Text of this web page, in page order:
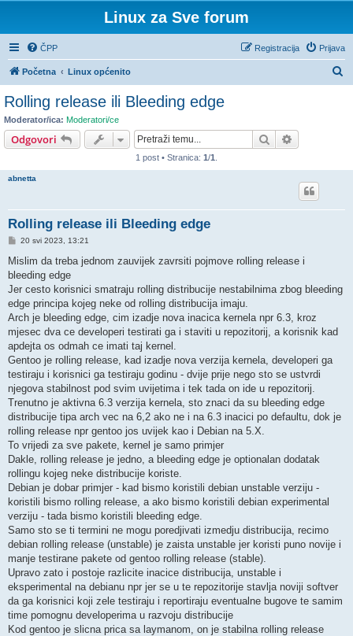
Linux za Sve forum
ČPP Prijava
Registracija
Početna Linux općenito
Rolling release ili Bleeding edge
Moderator/ica: Moderatori/ce
Odgovori Pretražnik
1 post • Stranica: 1/1
abnetta
Rolling release ili Bleeding edge
P
s
20 svi 2023, 13:21
Mislim da treba jednom zauvijek zavrsiti pojmove rolling release i
bleeding edge
Jer cesto korisnici smatraju rolling distribucije nestabilnima zbog bleeding
edge principa kojeg neke od rolling distribucija imaju.
Arch je bleeding edge, cim izadje nova inacica kernela npr 6.3, kroz
mjesec dva ce developeri testirati ga i staviti u repozitorij, a korisnik kad
apdejta os odmah ce imati taj kernel.
Gentoo je rolling release, kad izadje nova verzija kernela, developeri ga
testiraju i korisnici ga testiraju godinu - dvije prije nego sto se ustvrdi
njegova stabilnost pod svim uvijetima i tek tada on ide u repozitorij.
Trenutno je aktivna 6.3 verzija kernela, sto znaci da su bleeding edge
distribucije tipa arch vec na 6,2 ako ne i na 6.3 inacici po defaultu, dok je
rolling release npr gentoo jos uvijek kao i Debian na 5.X.
To vrijedi za sve pakete, kernel je samo primjer
Dakle, rolling release je jedno, a bleeding edge je optionalan dodatak
rollingu kojeg neke distribucije koriste.
Debian je dobar primjer - kad bismo koristili debian unstable verziju -
koristili bismo rolling release, a ako bismo koristili debian experimental
verziju - tada bismo koristili bleeding edge.
Samo sto se ti termini ne mogu poredjivati izmedju distribucija, recimo
debian rolling release (unstable) je zaista unstable jer koristi puno novije i
manje testirane pakete od gentoo rolling release (stable).
Upravo zato i postoje razlicite inacice distribucija, unstable i
eksperimental na debianu npr jer se u te repozitorije stavlja noviji softver
da ga korisnici koji zele testiraju i reportiraju eventualne bugove te samim
time pomognu developerima u razvoju distribucije
Kod gentoo je slicna prica sa laymanom, on je stabilna rolling release